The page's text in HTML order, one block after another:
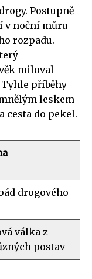
Postupně
v noční můru
rozpadu.
miloval -
příběhy
leskem
cesta do pekel.
drogového
válka z
postav